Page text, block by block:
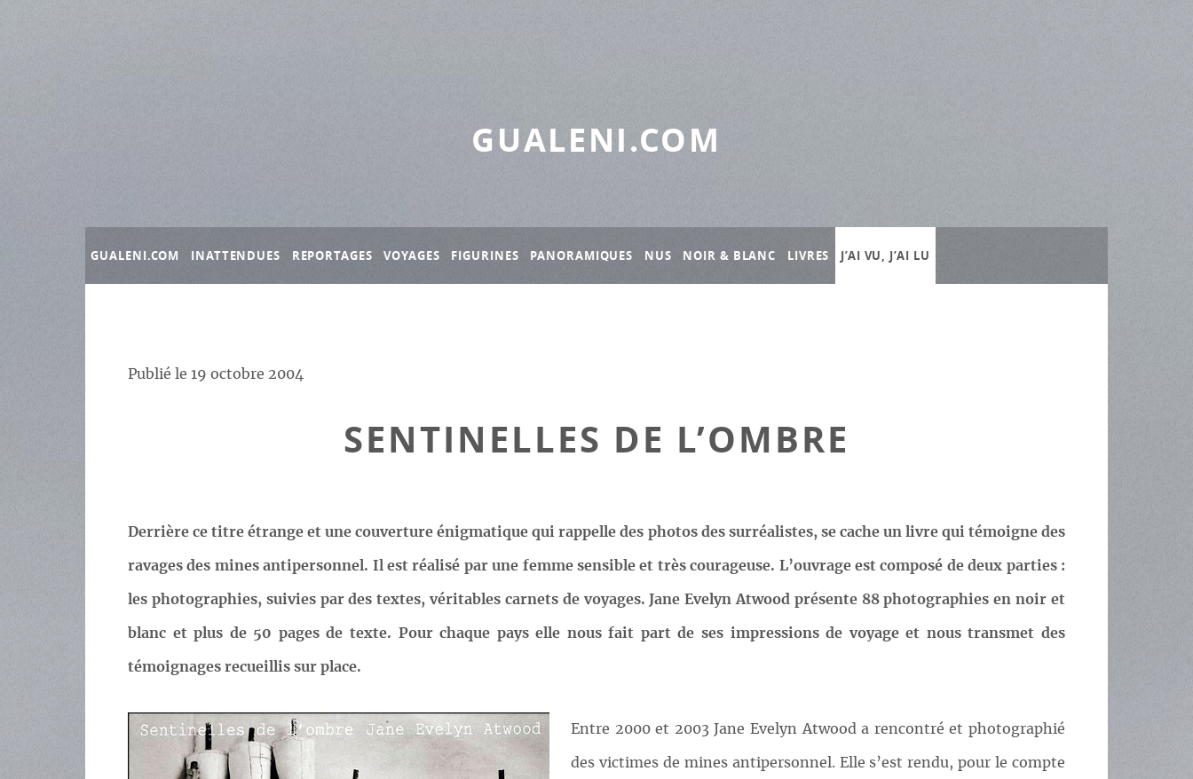
GUALENI.COM
GUALENI.COM INATTENDUES REPORTAGES VOYAGES FIGURINES PANORAMIQUES NUS NOIR & BLANC LIVRES J’AI VU, J’AI LU
Publié le 19 octobre 2004
SENTINELLES DE L’OMBRE
Derrière ce titre étrange et une couverture énigmatique qui rappelle des photos des surréalistes, se cache un livre qui témoigne des
ravages des mines antipersonnel. Il est réalisé par une femme sensible et très courageuse. L’ouvrage est composé de deux parties :
les photographies, suivies par des textes, véritables carnets de voyages. Jane Evelyn Atwood présente 88 photographies en noir et
blanc et plus de 50 pages de texte. Pour chaque pays elle nous fait part de ses impressions de voyage et nous transmet des
témoignages recueillis sur place.
Entre 2000 et 2003 Jane Evelyn Atwood a rencontré et photographié
des victimes de mines antipersonnel. Elle s’est rendu, pour le compte